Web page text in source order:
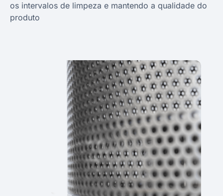
os intervalos de limpeza e mantendo a qualidade do
produto